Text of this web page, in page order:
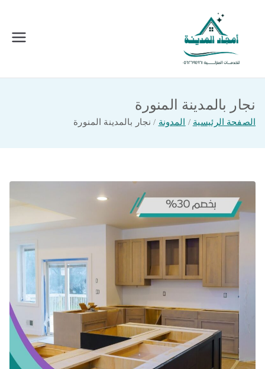
المحتوى
امجاد المدينة للخدمات المنزلية
نجار بالمدينة المنورة
الصفحة الرئيسية المدونة نجار بالمدينة المنورة